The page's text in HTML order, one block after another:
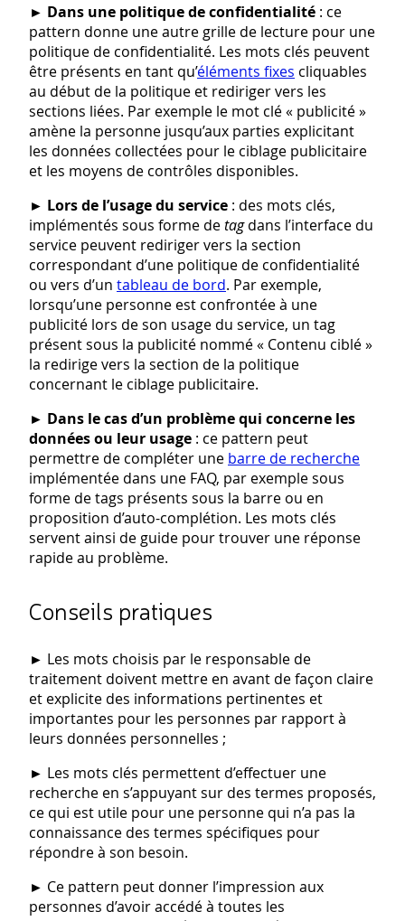
► Dans une politique de confidentialité : ce
pattern donne une autre grille de lecture pour une
politique de confidentialité. Les mots clés peuvent
être présents en tant qu’éléments fixes cliquables
au début de la politique et rediriger vers les
sections liées. Par exemple le mot clé « publicité »
amène la personne jusqu’aux parties explicitant
les données collectées pour le ciblage publicitaire
et les moyens de contrôles disponibles.
► Lors de l’usage du service : des mots clés,
implémentés sous forme detagdans l’interface du
service peuvent rediriger vers la section
correspondant d’une politique de confidentialité
ou vers d’un tableau de bord. Par exemple,
lorsqu’une personne est confrontée à une
publicité lors de son usage du service, un tag
présent sous la publicité nommé « Contenu ciblé »
la redirige vers la section de la politique
concernant le ciblage publicitaire.
► Dans le cas d’un problème qui concerne les
données ou leur usage : ce pattern peut
permettre de compléter une barre de recherche
implémentée dans une FAQ, par exemple sous
forme de tags présents sous la barre ou en
proposition d’auto-complétion. Les mots clés
servent ainsi de guide pour trouver une réponse
rapide au problème.
Conseils pratiques
► Les mots choisis par le responsable de
traitement doivent mettre en avant de façon claire
et explicite des informations pertinentes et
importantes pour les personnes par rapport à
leurs données personnelles ;
► Les mots clés permettent d’effectuer une
recherche en s’appuyant sur des termes proposés,
ce qui est utile pour une personne qui n’a pas la
connaissance des termes spécifiques pour
répondre à son besoin.
► Ce pattern peut donner l’impression aux
personnes d’avoir accédé à toutes les